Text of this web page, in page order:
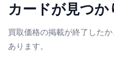
カードが見つか
買取価格の掲載が終了した
あります。